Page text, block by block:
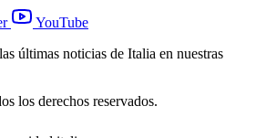
YouTube
últimas noticias de Italia en nuestras
los derechos reservados.